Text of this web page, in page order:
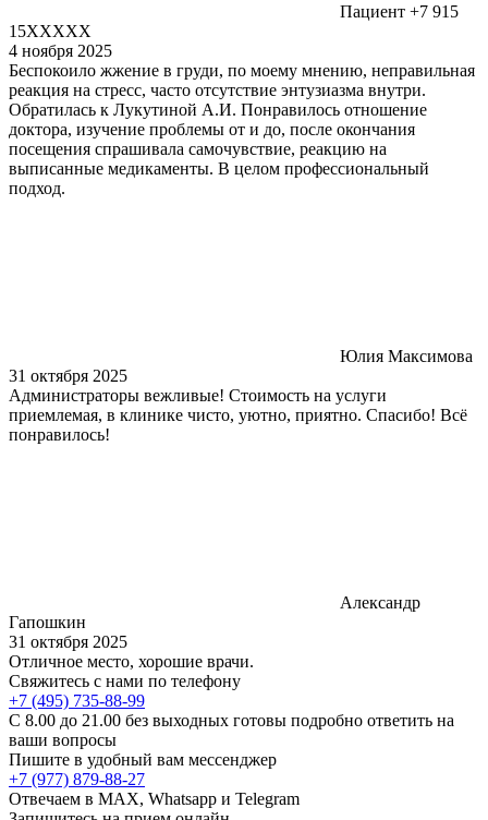
Пациент +7 915
15XXXXX
4 ноября 2025
Беспокоило жжение в груди, по моему мнению, неправильная
реакция на стресс, часто отсутствие энтузиазма внутри.
Обратилась к Лукутиной А.И. Понравилось отношение
доктора, изучение проблемы от и до, после окончания
посещения спрашивала самочувствие, реакцию на
выписанные медикаменты. В целом профессиональный
подход.
Юлия Максимова
31 октября 2025
Администраторы вежливые! Стоимость на услуги
приемлемая, в клинике чисто, уютно, приятно. Спасибо! Всё
понравилось!
Александр
Гапошкин
31 октября 2025
Отличное место, хорошие врачи.
Свяжитесь с нами по телефону
+7 (495) 735-88-99
C 8.00 до 21.00 без выходных готовы подробно ответить на
ваши вопросы
Пишите в удобный вам мессенджер
+7 (977) 879-88-27
Отвечаем в MAX, Whatsapp и Telegram